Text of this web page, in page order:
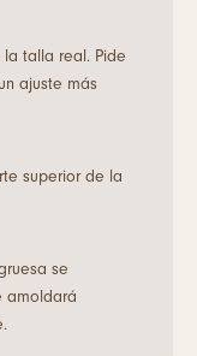
talla real. Pide
ajuste más
superior de la
se
amoldará